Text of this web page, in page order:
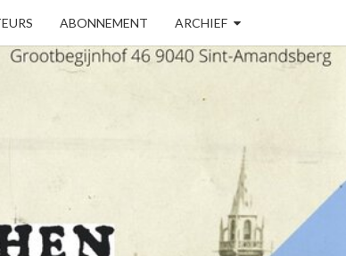
ABONNEMENT ARCHIEF